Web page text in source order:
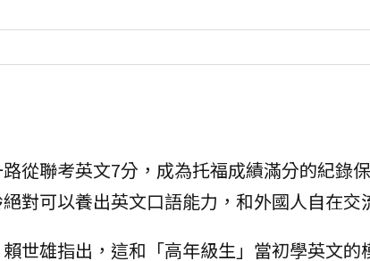
從聯考英文7分，成為托福成績滿分的紀錄
對可以養出英文口語能力，和外國人自在交
世雄指出，這和「高年級生」當初學英文的